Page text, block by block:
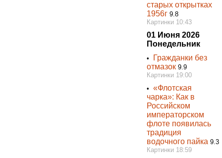
старых открытках
1956г 9.8
Картинки 10:43
01 Июня 2026
Понедельник
•
Гражданки без
отмазок 9.9
Картинки 19:00
•«Флотская
чарка»: Как в
Российском
императорском
флоте появилась
традиция
водочного пайка 9.3
Картинки 18:59